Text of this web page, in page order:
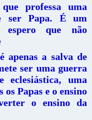
professa uma
ser Papa. É um
espero que não
apenas a salva de
ser uma guerra
eclesiástica, uma
Papas e o ensino
o ensino da